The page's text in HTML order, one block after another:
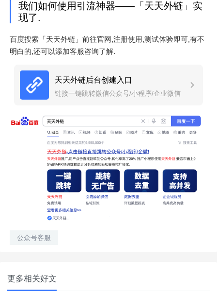
我们如何使用引流神器——「天天外链」实
现了.
百度搜索「天天外链」前往官网,注册使用,测试体验即可,有不
明白的,还可以添加客服咨询了解.
天天外链后台创建入口
链接一键跳转微信公众号/小程序/企业微信
公众号客服
更多相关好文